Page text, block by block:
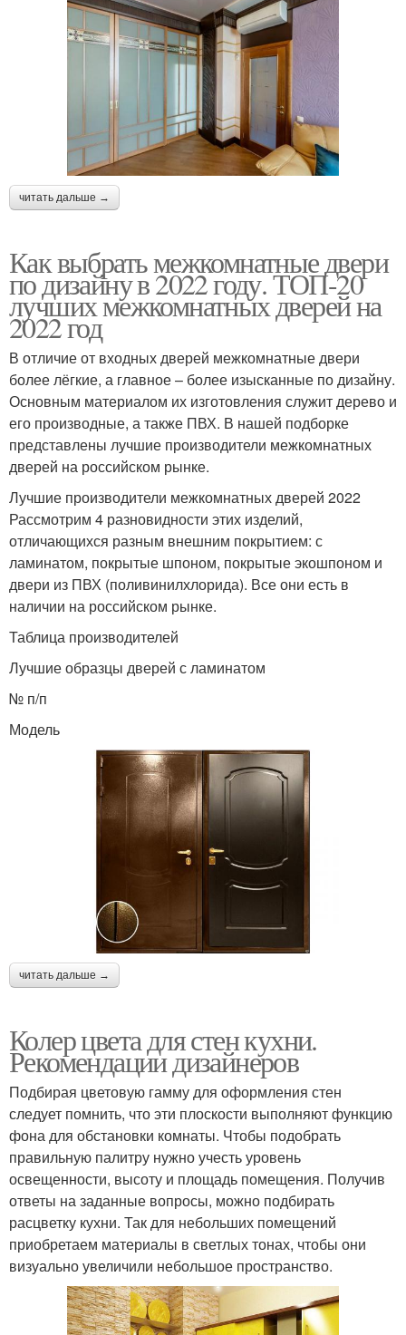
читать дальше →
Как выбрать межкомнатные двери
по дизайну в 2022 году. ТОП-20
лучших межкомнатных дверей на
2022 год
В отличие от входных дверей межкомнатные двери
более лёгкие, а главное – более изысканные по дизайну.
Основным материалом их изготовления служит дерево и
его производные, а также ПВХ. В нашей подборке
представлены лучшие производители межкомнатных
дверей на российском рынке.
Лучшие производители межкомнатных дверей 2022
Рассмотрим 4 разновидности этих изделий,
отличающихся разным внешним покрытием: с
ламинатом, покрытые шпоном, покрытые экошпоном и
двери из ПВХ (поливинилхлорида). Все они есть в
наличии на российском рынке.
Таблица производителей
Лучшие образцы дверей с ламинатом
№ п/п
Модель
читать дальше →
Колер цвета для стен кухни.
Рекомендации дизайнеров
Подбирая цветовую гамму для оформления стен
следует помнить, что эти плоскости выполняют функцию
фона для обстановки комнаты. Чтобы подобрать
правильную палитру нужно учесть уровень
освещенности, высоту и площадь помещения. Получив
ответы на заданные вопросы, можно подбирать
расцветку кухни. Так для небольших помещений
приобретаем материалы в светлых тонах, чтобы они
визуально увеличили небольшое пространство.